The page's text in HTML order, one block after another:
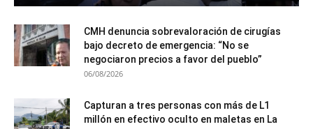
CMH denuncia sobrevaloración de cirugías
bajo decreto de emergencia: “No se
negociaron precios a favor del pueblo”
06/08/2026
Capturan a tres personas con más de L1
millón en efectivo oculto en maletas en La